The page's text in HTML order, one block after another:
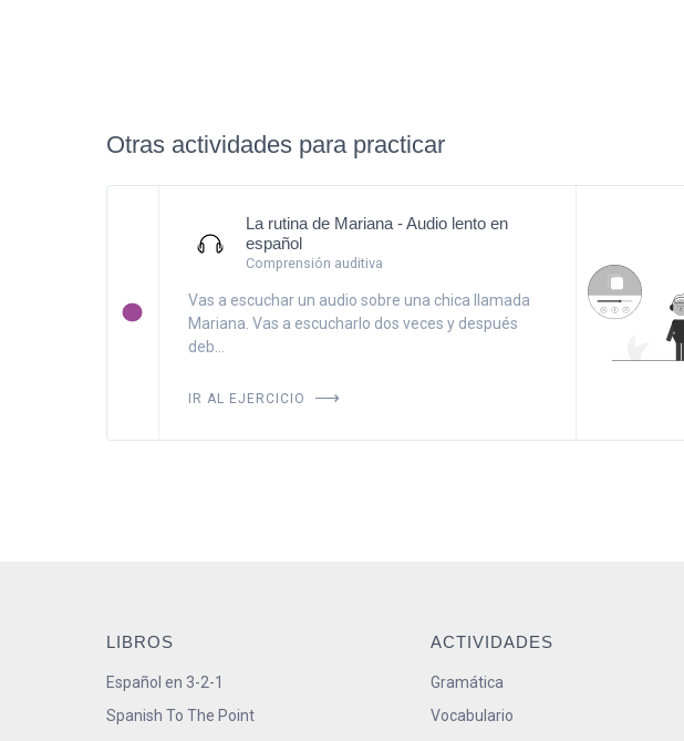
Otras actividades para practicar
La rutina de Mariana - Audio lento en
español
Comprensión auditiva
Vas a escuchar un audio sobre una chica llamada
Mariana. Vas a escucharlo dos veces y después
deb...
IR AL EJERCICIO
LIBROS
Español en 3-2-1
Spanish To The Point
ACTIVIDADES
Gramática
Vocabulario